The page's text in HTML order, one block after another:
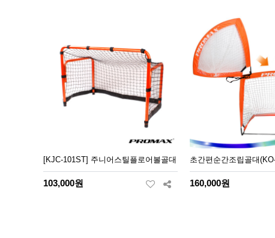
[KJC-101ST] 주니어스틸플로어볼골대
103,000원
초간편순간조립골대
160,000원